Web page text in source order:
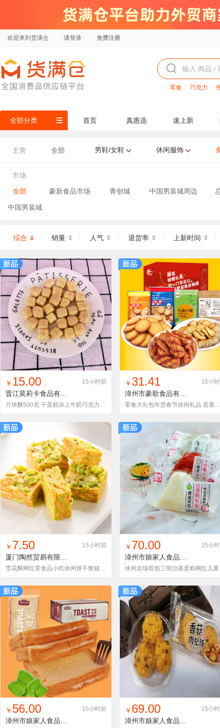
欢迎来到货满仓 请登录 免费注册
零食 巧克力
全部分类 首页 真惠选 速上新
主营 全部 男鞋/女鞋 休闲服饰
市场
全部
豪新食品市场 青创城 中国男装城周边
中国男装城
综合 销量 人气 退货率 上新时间
找同款 加入铺货单 收藏
￥ 15.00 15小时前
MLK2021040401
方块酥500克 干蛋糕涂上牛奶巧克力 酥脆 爽口 奶香味 宝宝零食
找同款 加入铺货单 收藏
￥ 31.41 15小
零食大礼包年货春节休闲礼品 蛋黄酥伴手礼春节高配网红混装礼盒
找同款 收藏
￥ 7.50 15小时前
雪花酥网红零食品小吃休闲饼干整箱充饥夜宵圣诞糖果牛轧糖沙琪玛
找同款 加入铺货单 收藏
￥ 70.00 15小
休闲
找同款 加入铺货单 收藏
￥ 56.00 15小时前 找同款 加入铺货单 收藏
￥ 69.00 15小